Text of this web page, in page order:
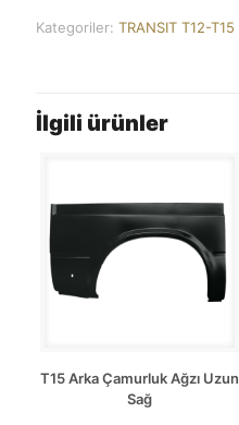
Kategoriler: TRANSIT T12-T15
İlgili ürünler
T15 Arka Çamurluk Ağzı Uzun
Sağ